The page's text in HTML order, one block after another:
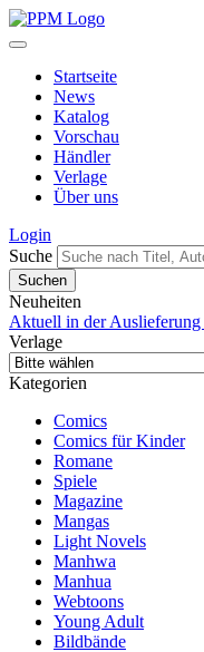
Startseite
News
Katalog
Vorschau
Händler
Verlage
Über uns
Login
Suche
Neuheiten
Aktuell in der Auslieferung
Verlage
Kategorien
Comics
Comics für Kinder
Romane
Spiele
Magazine
Mangas
Light Novels
Manhwa
Manhua
Webtoons
Young Adult
Bildbände